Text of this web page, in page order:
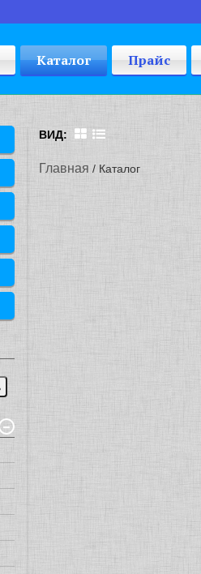
Каталог Прайс
ВИД:
Главная / Каталог